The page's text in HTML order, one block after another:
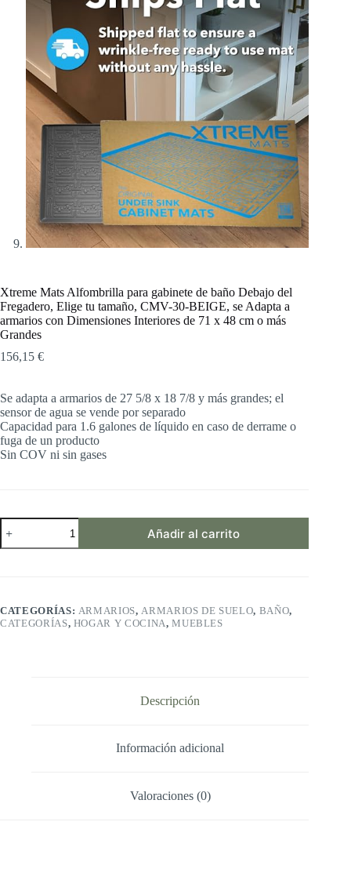
Xtreme Mats Alfombrilla para gabinete de baño Debajo del
Fregadero, Elige tu tamaño, CMV-30-BEIGE, se Adapta a
armarios con Dimensiones Interiores de 71 x 48 cm o más
Grandes
156,15 €
Se adapta a armarios de 27 5/8 x 18 7/8 y más grandes; el
sensor de agua se vende por separado
Capacidad para 1.6 galones de líquido en caso de derrame o
fuga de un producto
Sin COV ni sin gases
Xtreme
Mats
Alfombrilla
Debajo
del
Añadir al carrito
CATEGORÍAS: ARMARIOS,ARMARIOS DE SUELO, BAÑO,
CATEGORÍAS, HOGAR Y COCINA,MUEBLES
Descripción
Información adicional
Valoraciones (0)